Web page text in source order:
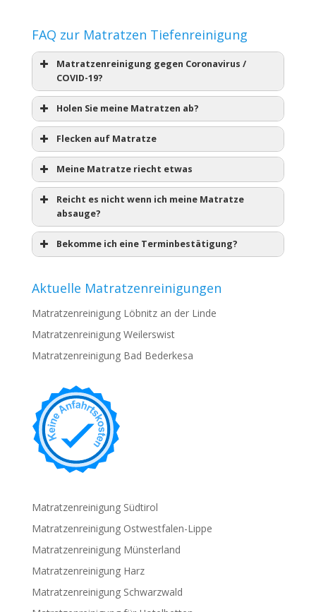
FAQ zur Matratzen Tiefenreinigung
Matratzenreinigung gegen Coronavirus /
COVID-19?
Holen Sie meine Matratzen ab?
Flecken auf Matratze
Meine Matratze riecht etwas
Reicht es nicht wenn ich meine Matratze
absauge?
Bekomme ich eine Terminbestätigung?
Aktuelle Matratzenreinigungen
Matratzenreinigung Löbnitz an der Linde
Matratzenreinigung Weilerswist
Matratzenreinigung Bad Bederkesa
Matratzenreinigung Südtirol
Matratzenreinigung Ostwestfalen-Lippe
Matratzenreinigung Münsterland
Matratzenreinigung Harz
Matratzenreinigung Schwarzwald